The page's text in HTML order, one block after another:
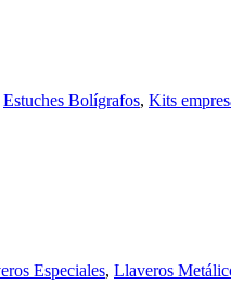
Estuches Bolígrafos, Kits
Especiales, Llaveros